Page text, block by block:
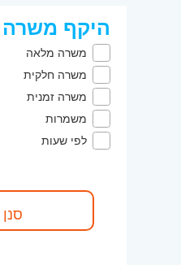
היקף משרה
משרה מלאה
משרה חלקית
משרה זמנית
משמרות
לפי שעות